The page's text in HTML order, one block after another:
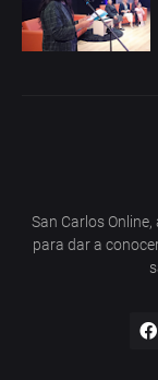
San Carlos
para dar a